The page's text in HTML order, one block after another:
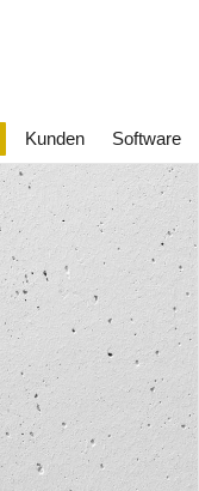
Kunden Software